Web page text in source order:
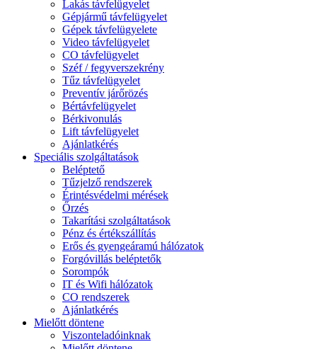
Lakás távfelügyelet
Gépjármű távfelügyelet
Gépek távfelügyelete
Video távfelügyelet
CO távfelügyelet
Széf / fegyverszekrény
Tűz távfelügyelet
Preventív járőrözés
Bértávfelügyelet
Bérkivonulás
Lift távfelügyelet
Ajánlatkérés
Speciális szolgáltatások
Beléptető
Tűzjelző rendszerek
Érintésvédelmi mérések
Őrzés
Takarítási szolgáltatások
Pénz és értékszállítás
Erős és gyengeáramú hálózatok
Forgóvillás beléptetők
Sorompók
IT és Wifi hálózatok
CO rendszerek
Ajánlatkérés
Mielőtt döntene
Viszonteladóinknak